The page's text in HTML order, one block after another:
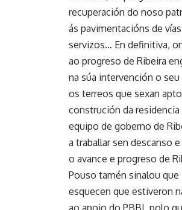
recuperación do noso
ás pavimentacións de
servizos… En definitiva,
ao progreso de Ribeira
na súa intervención o
os terreos que sexan
construción da
equipo de goberno de
a traballar sen descanso
o avance e progreso de
Pouso tamén sinalou que
esquecen que estiveron
ao apoio do PBBI, polo